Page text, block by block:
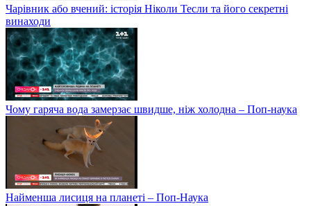
Чарівник або вчений: історія Ніколи Тесли та його секретні
винаходи
Чому гаряча вода замерзає швидше, ніж холодна – Поп-наука
Найменша лисиця на планеті – Поп-Наука